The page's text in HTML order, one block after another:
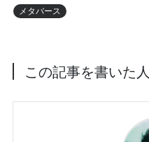
メタバース
この記事を書いた人